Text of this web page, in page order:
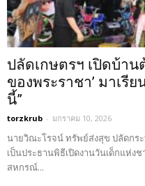
ปลัดเกษตรฯ เปิดบ้าน
ของพระราชา’ มาเรี
นี้”
torzkrub - มกราคม 10, 2026
นายวิณะโรจน์ ทรัพย์ส่งสุข ปลัดกร
เป็นประธานพิธีเปิดงานวันเด็กแห่ง
สหกรณ์...